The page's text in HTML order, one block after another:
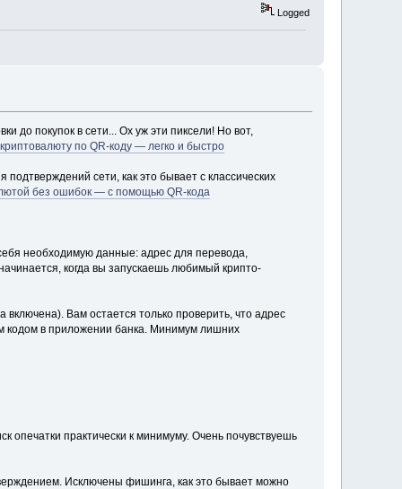
Logged
до покупок в сети... Ох уж эти пиксели! Но вот,
по QR-коду — легко и быстро
сети, как это бывает с классических
без ошибок — с помощью QR-кода
необходимую данные: адрес для перевода,
когда вы запускаешь любимый крипто-
Вам остается только проверить, что адрес
кодом в приложении банка. Минимум лишних
практически к минимуму. Очень почувствуешь
Исключены фишинга, как это бывает можно